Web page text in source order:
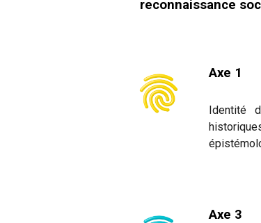
reconnaissance
Axe 1
Identité
Axe 3